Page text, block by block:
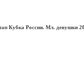
Кубка России. Мл. девушки